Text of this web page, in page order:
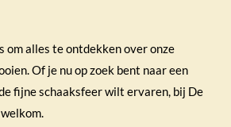
om alles te ontdekken over onze
Of je nu op zoek bent naar een
fijne schaaksfeer wilt ervaren, bij De